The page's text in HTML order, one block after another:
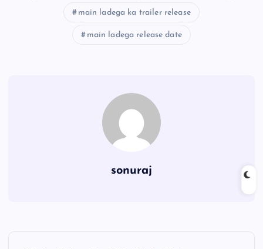
main ladega ka trailer release
main ladega release date
sonuraj